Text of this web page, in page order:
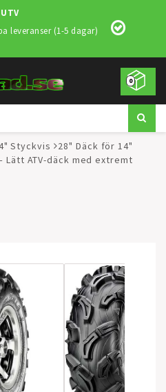
leveranser (1-5 dagar)
0
Styckvis
28" Däck för 14"
Lätt ATV-däck med extremt